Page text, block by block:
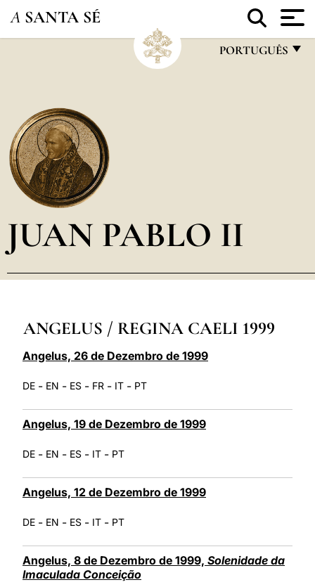
A SANTA SÉ
PORTUGUÊS
POLSKI
العربيّة
LATINE
JUAN PABLO II
ANGELUS / REGINA CAELI 1999
Angelus, 26 de Dezembro de 1999
DE - EN - ES - FR - IT - PT
Angelus, 19 de Dezembro de 1999
DE - EN - ES - IT - PT
Angelus, 12 de Dezembro de 1999
DE - EN - ES - IT - PT
Angelus, 8 de Dezembro de 1999, Solenidade da
Imaculada Conceição